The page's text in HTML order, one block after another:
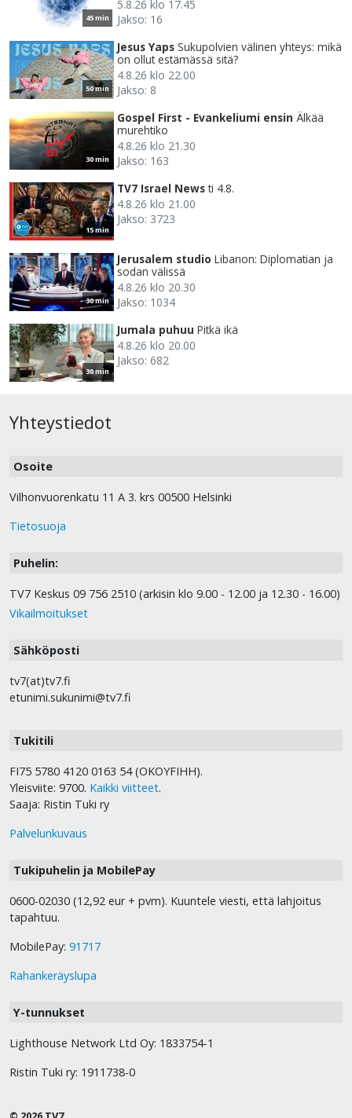
45 min
5.8.26 klo 17.45
Jakso: 16
50 min
Jesus Yaps Sukupolvien välinen yhteys: mikä
on ollut estämässä sitä?
4.8.26 klo 22.00
Jakso: 8
30 min
Gospel First - Evankeliumi ensin Älkää
murehtiko
4.8.26 klo 21.30
Jakso: 163
15 min
TV7 Israel News ti 4.8.
4.8.26 klo 21.00
Jakso: 3723
30 min
Jerusalem studio Libanon: Diplomatian ja
sodan välissä
4.8.26 klo 20.30
Jakso: 1034
30 min
Jumala puhuu Pitkä ikä
4.8.26 klo 20.00
Jakso: 682
Yhteystiedot
Osoite
Vilhonvuorenkatu 11 A 3. krs 00500 Helsinki
Tietosuoja
Puhelin:
TV7 Keskus 09 756 2510 (arkisin klo 9.00 - 12.00 ja 12.30 - 16.00)
Vikailmoitukset
Sähköposti
tv7(at)tv7.fi
etunimi.sukunimi@tv7.fi
Tukitili
FI75 5780 4120 0163 54 (OKOYFIHH).
Yleisviite: 9700. Kaikki viitteet.
Saaja: Ristin Tuki ry
Palvelunkuvaus
Tukipuhelin ja MobilePay
0600-02030 (12,92 eur + pvm). Kuuntele viesti, että lahjoitus
tapahtuu.
MobilePay: 91717
Rahankeräyslupa
Y-tunnukset
Lighthouse Network Ltd Oy: 1833754-1
Ristin Tuki ry: 1911738-0